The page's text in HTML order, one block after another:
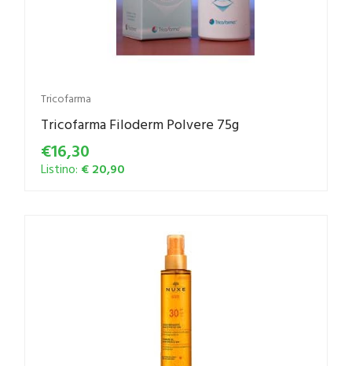
Tricofarma
Tricofarma Filoderm Polvere 75g
€16,30
Listino: € 20,90